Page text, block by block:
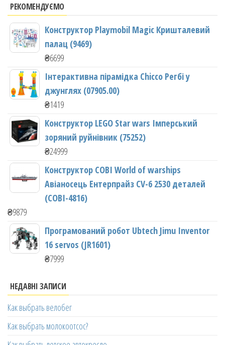
РЕКОМЕНДУЄМО
Конструктор Playmobil Magic Кришталевий
палац (9469)
₴6699
Інтерактивна пірамідка Chicco Регбі у
джунглях (07905.00)
₴1419
Конструктор LEGO Star wars Імперський
зоряний руйнівник (75252)
₴24999
Конструктор COBI World of warships
Авіаносець Ентерпрайз CV-6 2530 деталей
(COBI-4816)
₴9879
Програмований робот Ubtech Jimu Inventor
16 servos (JR1601)
₴7999
НЕДАВНІ ЗАПИСИ
Как выбрать велобег
Как выбрать молокоотсос?